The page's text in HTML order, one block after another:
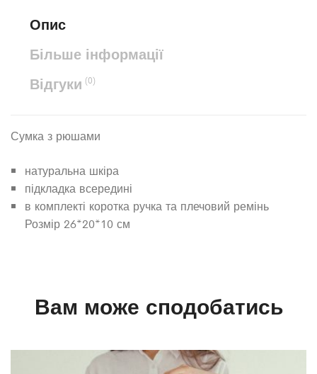
Опис
Більше інформації
Відгуки(0)
Сумка з рюшами
натуральна шкіра
підкладка всередині
в комплекті коротка ручка та плечовий ремінь
Розмір 26*20*10 см
Вам може сподобатись